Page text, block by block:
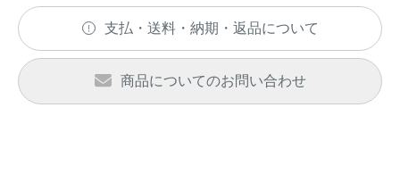
支払・送料・納期・返品について
商品についてのお問い合わせ